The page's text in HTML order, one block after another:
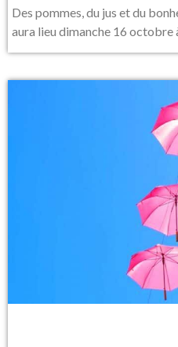
Des pommes, du jus et du
aura lieu dimanche 16 octobre